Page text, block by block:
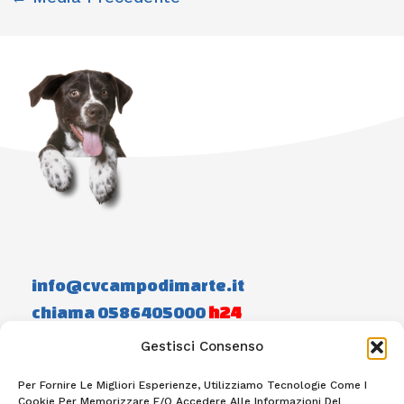
Gestisci Consenso
Per Fornire Le Migliori Esperienze, Utilizziamo Tecnologie Come I
Cookie Per Memorizzare E/o Accedere Alle Informazioni Del
info@cvcampodimarte.it
chiama 0586405000h24
Home Staff Photogallery Contatti